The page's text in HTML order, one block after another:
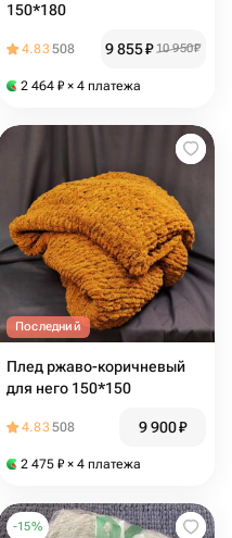
150*180
4.83508 9 855₽ 10 950₽
2 464 ₽ × 4 платежа
Последний
Плед ржаво-коричневый
для него 150*150
4.83508 9 900₽
2 475 ₽ × 4 платежа
-15%